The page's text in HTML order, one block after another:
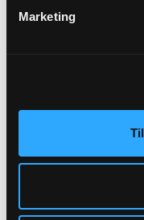
Marketing
Kirke-